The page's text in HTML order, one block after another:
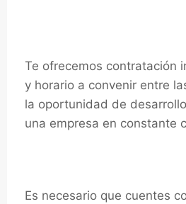
Te ofrecemos contratación
y horario a convenir entre
la oportunidad de
una empresa en constante
Es necesario que cuentes